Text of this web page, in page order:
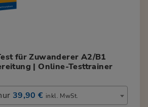
für Zuwanderer A2/B1
| Online-Testtrainer
39,90 € inkl. MwSt.